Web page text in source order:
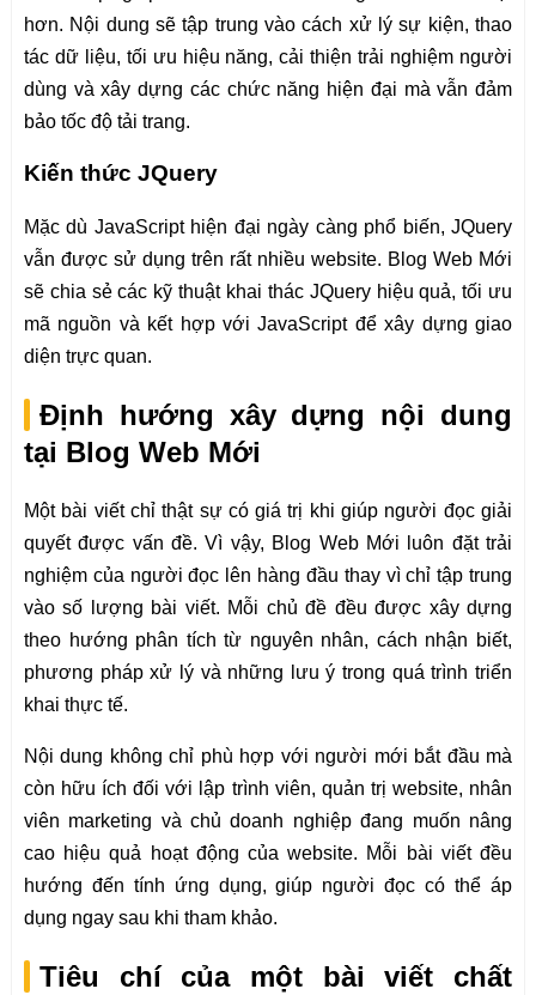
hơn. Nội dung sẽ tập trung vào cách xử lý sự kiện, thao
tác dữ liệu, tối ưu hiệu năng, cải thiện trải nghiệm người
dùng và xây dựng các chức năng hiện đại mà vẫn đảm
bảo tốc độ tải trang.
Kiến thức JQuery
Mặc dù JavaScript hiện đại ngày càng phổ biến, JQuery
vẫn được sử dụng trên rất nhiều website. Blog Web Mới
sẽ chia sẻ các kỹ thuật khai thác JQuery hiệu quả, tối ưu
mã nguồn và kết hợp với JavaScript để xây dựng giao
diện trực quan.
Định hướng xây dựng nội dung
tại Blog Web Mới
Một bài viết chỉ thật sự có giá trị khi giúp người đọc giải
quyết được vấn đề. Vì vậy, Blog Web Mới luôn đặt trải
nghiệm của người đọc lên hàng đầu thay vì chỉ tập trung
vào số lượng bài viết. Mỗi chủ đề đều được xây dựng
theo hướng phân tích từ nguyên nhân, cách nhận biết,
phương pháp xử lý và những lưu ý trong quá trình triển
khai thực tế.
Nội dung không chỉ phù hợp với người mới bắt đầu mà
còn hữu ích đối với lập trình viên, quản trị website, nhân
viên marketing và chủ doanh nghiệp đang muốn nâng
cao hiệu quả hoạt động của website. Mỗi bài viết đều
hướng đến tính ứng dụng, giúp người đọc có thể áp
dụng ngay sau khi tham khảo.
Tiêu chí của một bài viết chất